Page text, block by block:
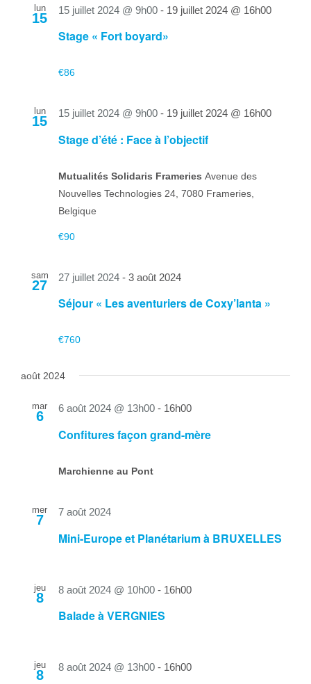
lun
15
Stage « Fort boyard»
15 juillet 2024 @ 9h00 - 19 juillet 2024 @ 16h00
€86
lun
15
Stage d’été : Face à l’objectif
15 juillet 2024 @ 9h00 - 19 juillet 2024 @ 16h00
Mutualités Solidaris Frameries Avenue des
Nouvelles Technologies 24, 7080 Frameries,
Belgique
€90
sam
27
Séjour « Les aventuriers de Coxy’lanta »
27 juillet 2024 - 3 août 2024
€760
août 2024
mar
6
Confitures façon grand-mère
6 août 2024 @ 13h00 - 16h00
Marchienne au Pont
mer
7
Mini-Europe et Planétarium à BRUXELLES
7 août 2024
jeu
8
Balade à VERGNIES
8 août 2024 @ 10h00 - 16h00
jeu
8
8 août 2024 @ 13h00 - 16h00